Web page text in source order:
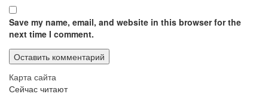
Save my name, email, and website in this browser for the
next time I comment.
Карта сайта
Сейчас читают